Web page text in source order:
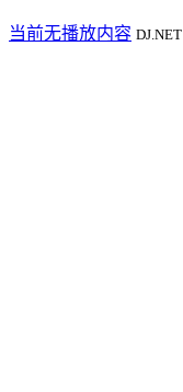
当前无播放内容 DJ.NET